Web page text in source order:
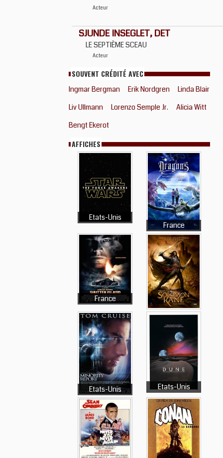
Acteur
SJUNDE INSEGLET, DET
LE SEPTIÈME SCEAU
Acteur
SOUVENT CRÉDITÉ AVEC
Ingmar Bergman Erik Nordgren
Linda Blair
Liv Ullmann
Lorenzo Semple Jr.
Alicia Witt
Bengt Ekerot
AFFICHES
Etats-Unis
France
France
Etats-Unis Etats-Unis